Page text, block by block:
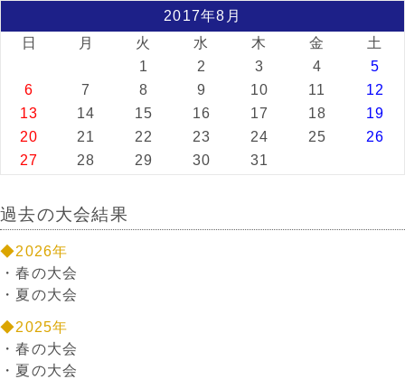
2017年8月
日
月 火 水 木 金
土
1
2 3 4
5
6
7 8 9 10 11
12
13
14 15 16 17 18
19
20
21 22 23 24 25
26
27
28 29 30 31
過去の大会結果
◆2026年
・春の大会
・ 夏の大会
◆2025年
・春の大会
・ 夏の大会